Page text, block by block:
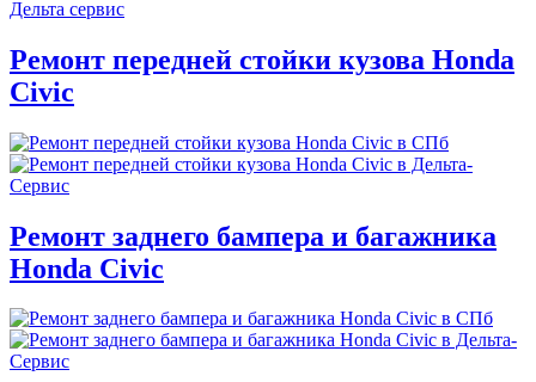
Ремонт передней стойки кузова Honda
Civic
Ремонт заднего бампера и багажника
Honda Civic